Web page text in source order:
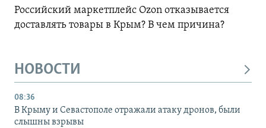
Российский маркетплейс Ozon отказывается
доставлять товары в Крым? В чем причина?
НОВОСТИ
08:36
В Крыму и Севастополе отражали атаку дронов, были
слышны взрывы